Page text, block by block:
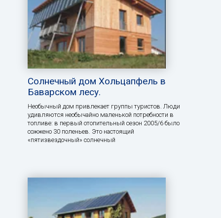
Солнечный дом Хольцапфель в
Баварском лесу.
Необычный дом привлекает группы туристов. Люди
удивляются необычайно маленькой потребности в
топливе: в первый отопительный сезон 2005/6 было
сожжено 30 поленьев. Это настоящий
«пятизвездочный» солнечный